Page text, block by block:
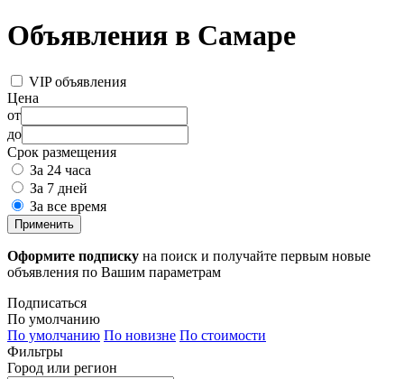
Объявления в Самаре
VIP объявления
Цена
от
до
Срок размещения
За 24 часа
За 7 дней
За все время
Применить
Оформите подписку на поиск и получайте первым новые
объявления по Вашим параметрам
Подписаться
По умолчанию
По умолчанию По новизне По стоимости
Фильтры
Город или регион